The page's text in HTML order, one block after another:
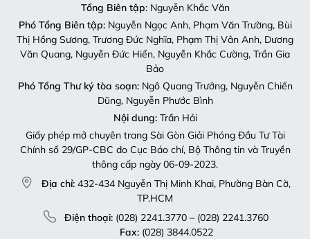
Tổng Biên tập: Nguyễn Khắc Văn
Phó Tổng Biên tập:Nguyễn Ngọc Anh, Phạm Văn Trường, Bùi
Thị Hồng Sương, Trương Đức Nghĩa, Phạm Thị Vân Anh, Dương
Văn Quang, Nguyễn Đức Hiển, Nguyễn Khắc Cường, Trần Gia
Bảo
Phó Tổng Thư ký tòa soạn:Ngô Quang Trưởng, Nguyễn Chiến
Dũng, Nguyễn Phước Bình
Nội dung:Trần Hải
Giấy phép mở chuyên trang Sài Gòn Giải Phóng Đầu Tư Tài
Chính số 29/GP-CBC do Cục Báo chí, Bộ Thông tin và Truyền
thông cấp ngày 06-09-2023.
Địa chỉ: 432-434 Nguyễn Thị Minh Khai, Phường Bàn Cờ,
TP.HCM
Điện thoại:(028) 2241.3770 – (028) 2241.3760
Fax:(028) 3844.0522